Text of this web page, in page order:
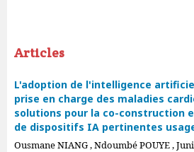
Articles
L'adoption de l'intelligence
prise en charge des maladies
solutions pour la co-construction
de dispositifs IA pertinentes
Ousmane NIANG , Ndoumbé POUYE ,